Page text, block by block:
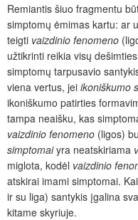
Remiantis šiuo fragmentu
simptomų ėmimas kartu: ar
teigti vaizdinio fenomeno
užtikrinti reikia visų
simptomų tarpusavio
viena vertus, jei ikoniškumo
ikoniškumo patirties
tampa neaišku, kas
vaizdinio fenomeno (ligos)
simptomaiyra neatskiriama
miglota, kodėl vaizdinio
atskirai imami simptomai.
ir su liga) santykis įgalina
kitame skyriuje.